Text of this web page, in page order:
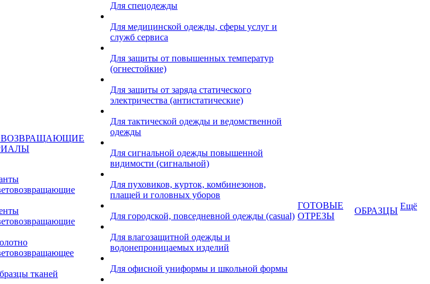
тканей
Для спецодежды
Для медицинской одежды, сферы услуг и
служб сервиса
Для защиты от повышенных температур
(огнестойкие)
Для защиты от заряда статического
электричества (антистатические)
Для тактической одежды и ведомственной
одежды
Для сигнальной одежды повышенной
видимости (сигнальной)
Для пуховиков, курток, комбинезонов,
плащей и головных уборов
Для городской, повседневной одежды (casual)
Для влагозащитной одежды и
водонепроницаемых изделий
Для офисной униформы и школьной формы
ГОТОВЫЕ
ОТРЕЗЫ
ОБРАЗЦЫ Ещё